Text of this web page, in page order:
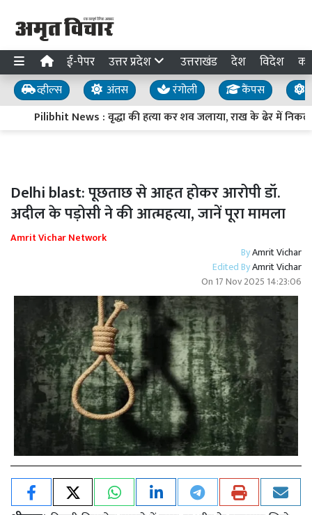
ई-पेपर उत्तर प्रदेश उत्तराखंड देश विदेश
व्हील्स अंतस रंगोली कैंपस
Pilibhit News : वृद्धा की हत्या कर शव जलाया, राख के ढेर में निकली
Delhi blast: पूछताछ से आहत होकर आरोपी डॉ.
अदील के पड़ोसी ने की आत्महत्या, जानें पूरा मामला
Amrit Vichar Network
ByAmrit Vichar
Edited ByAmrit Vichar
On 17 Nov 2025 14:23:06